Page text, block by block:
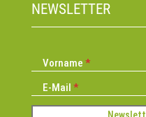
NEWSLETTER
Vorname
E-Mail